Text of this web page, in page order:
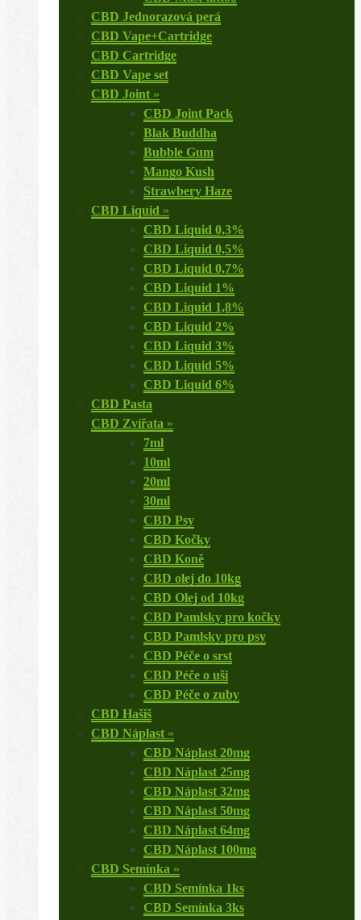
CBD Jednorazová perá
CBD Vape+Cartridge
CBD Cartridge
CBD Vape set
CBD Joint »
CBD Joint Pack
Blak Buddha
Bubble Gum
Mango Kush
Strawbery Haze
CBD Liquid »
CBD Liquid 0,3%
CBD Liquid 0,5%
CBD Liquid 0,7%
CBD Liquid 1%
CBD Liquid 1,8%
CBD Liquid 2%
CBD Liquid 3%
CBD Liquid 5%
CBD Liquid 6%
CBD Pasta
CBD Zvířata »
7ml
10ml
20ml
30ml
CBD Psy
CBD Kočky
CBD Koně
CBD olej do 10kg
CBD Olej od 10kg
CBD Pamlsky pro kočky
CBD Pamlsky pro psy
CBD Péče o srst
CBD Péče o uši
CBD Péče o zuby
CBD Hašiš
CBD Náplast »
CBD Náplast 20mg
CBD Náplast 25mg
CBD Náplast 32mg
CBD Náplast 50mg
CBD Náplast 64mg
CBD Náplast 100mg
CBD Semínka »
CBD Semínka 1ks
CBD Semínka 3ks